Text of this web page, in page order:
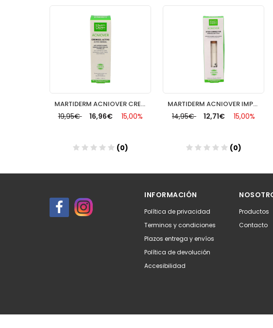
MARTIDERM ACNIOVER CREMIGEL ACTIVO 40 ML
19,95€ 16,96€ 15,00%
(0)
MARTIDERM ACNIOVER IMPER STICK
14,95€ 12,71€ 15,00%
(0)
INFORMACIÓN
Política de privacidad
Terminos y condiciones
Plazos entrega y envíos
Política de devolución
Accesibilidad
Productos
Contacto